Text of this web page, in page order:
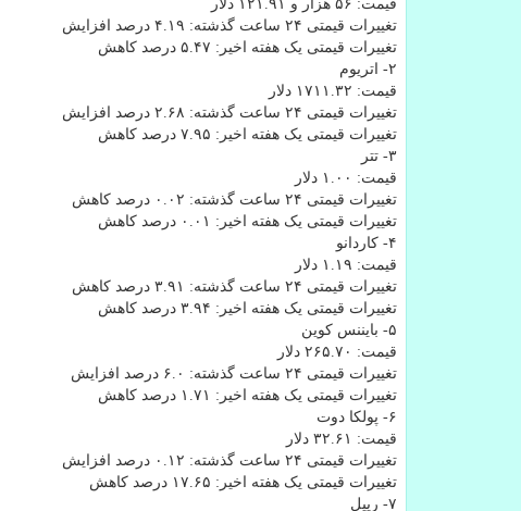
قیمت: ۵۶ هزار و ۱۲۱.۹۱ دلار
تغییرات قیمتی ۲۴ ساعت گذشته: ۴.۱۹ درصد افزایش
تغییرات قیمتی یک هفته اخیر: ۵.۴۷ درصد کاهش
۲- اتریوم
قیمت: ۱۷۱۱.۳۲ دلار
تغییرات قیمتی ۲۴ ساعت گذشته: ۲.۶۸ درصد افزایش
تغییرات قیمتی یک هفته اخیر: ۷.۹۵ درصد کاهش
۳- تتر
قیمت: ۱.۰۰ دلار
تغییرات قیمتی ۲۴ ساعت گذشته: ۰.۰۲ درصد کاهش
تغییرات قیمتی یک هفته اخیر: ۰.۰۱ درصد کاهش
۴- کاردانو
قیمت: ۱.۱۹ دلار
تغییرات قیمتی ۲۴ ساعت گذشته: ۳.۹۱ درصد کاهش
تغییرات قیمتی یک هفته اخیر: ۳.۹۴ درصد کاهش
۵- بایننس کوین
قیمت: ۲۶۵.۷۰ دلار
تغییرات قیمتی ۲۴ ساعت گذشته: ۶.۰ درصد افزایش
تغییرات قیمتی یک هفته اخیر: ۱.۷۱ درصد کاهش
۶- پولکا دوت
قیمت: ۳۲.۶۱ دلار
تغییرات قیمتی ۲۴ ساعت گذشته: ۰.۱۲ درصد افزایش
تغییرات قیمتی یک هفته اخیر: ۱۷.۶۵ درصد کاهش
۷- ریپل